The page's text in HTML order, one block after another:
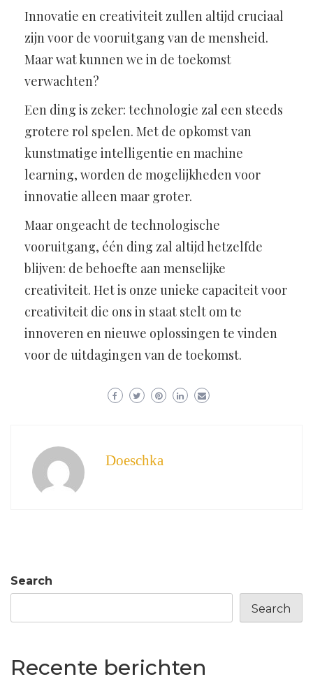
Innovatie en creativiteit zullen altijd cruciaal
zijn voor de vooruitgang van de mensheid.
Maar wat kunnen we in de toekomst
verwachten?
Een ding is zeker: technologie zal een steeds
grotere rol spelen. Met de opkomst van
kunstmatige intelligentie en machine
learning, worden de mogelijkheden voor
innovatie alleen maar groter.
Maar ongeacht de technologische
vooruitgang, één ding zal altijd hetzelfde
blijven: de behoefte aan menselijke
creativiteit. Het is onze unieke capaciteit voor
creativiteit die ons in staat stelt om te
innoveren en nieuwe oplossingen te vinden
voor de uitdagingen van de toekomst.
Doeschka
Search
Search
Recente berichten